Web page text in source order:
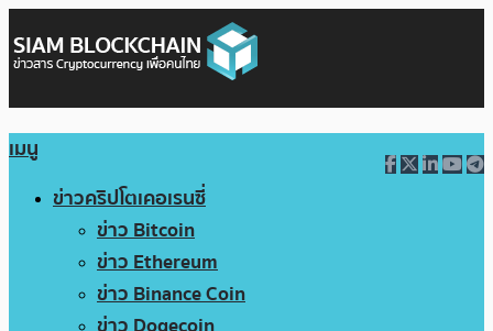
เมนู
ข่าวคริปโตเคอเรนซี่
ข่าว Bitcoin
ข่าว Ethereum
ข่าว Binance Coin